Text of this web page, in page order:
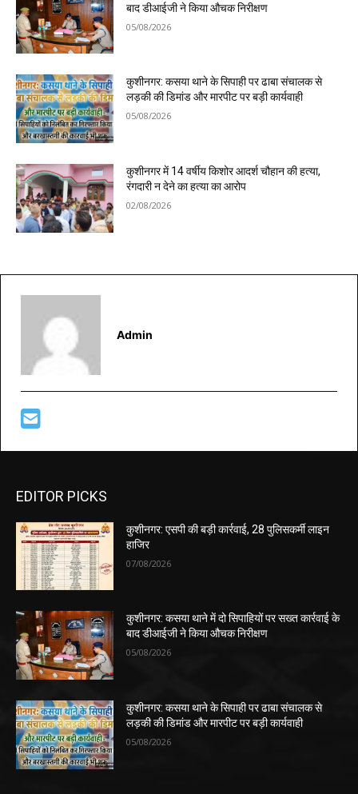
बाद डीआईजी ने किया औचक निरीक्षण
05/08/2026
कुशीनगर: कसया थाने के सिपाही पर ढाबा संचालक से
लड़की की डिमांड और मारपीट पर बड़ी कार्यवाही
05/08/2026
कुशीनगर में 14 वर्षीय किशोर आदर्श चौहान की हत्या,
रंगदारी न देने का हत्या का आरोप
02/08/2026
Admin
EDITOR PICKS
कुशीनगर: एसपी की बड़ी कार्रवाई, 28 पुलिसकर्मी लाइन
हाजिर
07/08/2026
कुशीनगर: कसया थाने में दो सिपाहियों पर सख्त कार्रवाई के
बाद डीआईजी ने किया औचक निरीक्षण
05/08/2026
कुशीनगर: कसया थाने के सिपाही पर ढाबा संचालक से
लड़की की डिमांड और मारपीट पर बड़ी कार्यवाही
05/08/2026